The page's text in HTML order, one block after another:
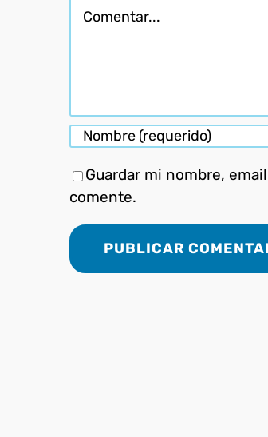
Comentar
Guardar mi nombre,
comente.